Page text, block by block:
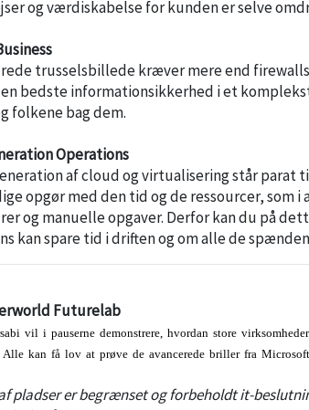
og værdiskabelse for kunden er selve
trusselsbillede kræver mere end firewalls
bedste informationsikkerhed i et
folkene bag dem.
Operations
af cloud og virtualisering står parat
opgør med den tid og de ressourcer, som
og manuelle opgaver. Derfor kan du på
kan spare tid i driften og om alle de
Futurelab
vil i pauserne demonstrere, hvordan store
Alle kan få lov at prøve de avancerede briller fra
pladser er begrænset og forbeholdt it-